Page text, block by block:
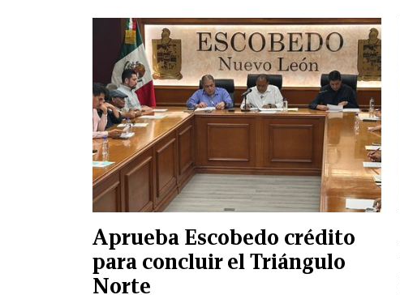
Aprueba Escobedo crédito
para concluir el Triángulo
Norte